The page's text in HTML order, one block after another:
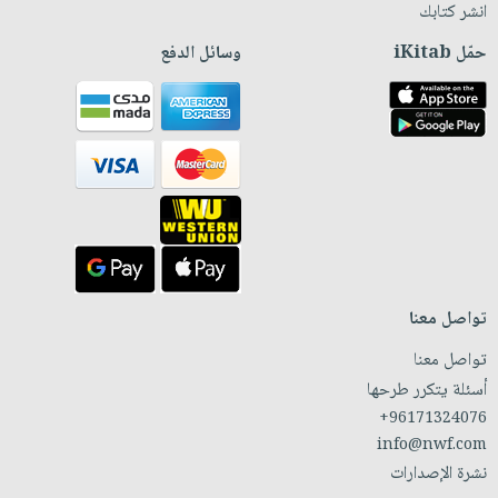
انشر كتابك
حمّل iKitab
وسائل الدفع
تواصل معنا
تواصل معنا
أسئلة يتكرر طرحها
+96171324076
info@nwf.com
نشرة الإصدارات